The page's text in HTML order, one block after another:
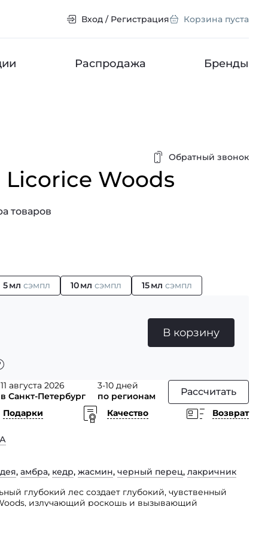
Вход / Регистрация Корзина пуста
Распродажа Бренды
Обратный звонок
Licorice Woods
товаров
5 мл сэмпл 10 мл сэмпл 15 мл сэмпл
В корзину
11 августа 2026
в Санкт-Петербург
3-10 дней
по регионам
Рассчитать
Подарки Качество
Возврат
, амбра, кедр, жасмин, черный перец, лакричник
глубокий лес создает глубокий, чувственный
излучающий роскошь и вызывающий